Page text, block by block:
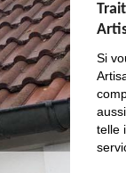
Si
telle